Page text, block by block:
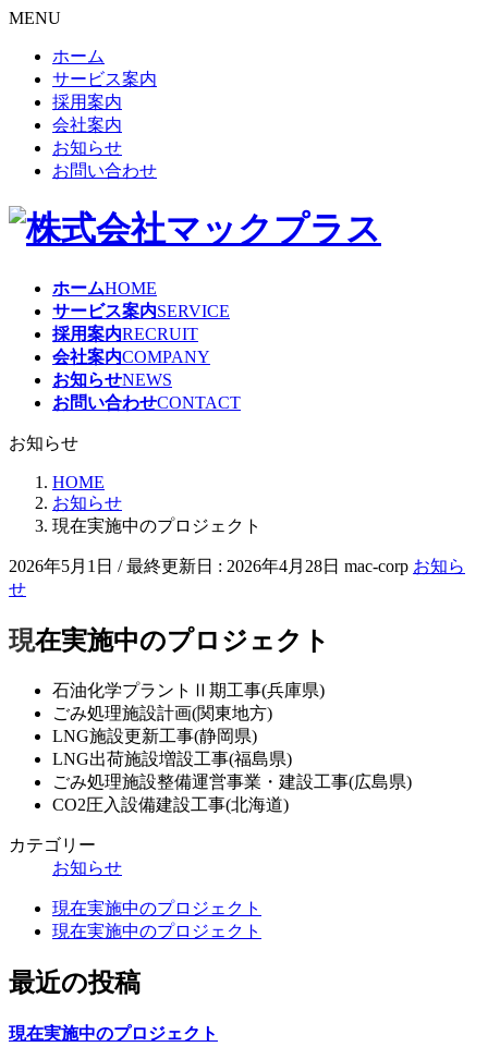
MENU
ホーム
サービス案内
採用案内
会社案内
お知らせ
お問い合わせ
ホームHOME
サービス案内SERVICE
採用案内RECRUIT
会社案内COMPANY
お知らせNEWS
お問い合わせCONTACT
お知らせ
HOME
お知らせ
現在実施中のプロジェクト
2026年5月1日 / 最終更新日 : 2026年4月28日 mac-corp お知ら
せ
現在実施中のプロジェクト
石油化学プラントⅡ期工事(兵庫県)
ごみ処理施設計画(関東地方)
LNG施設更新工事(静岡県)
LNG出荷施設増設工事(福島県)
ごみ処理施設整備運営事業・建設工事(広島県)
CO2圧入設備建設工事(北海道)
カテゴリー
お知らせ
現在実施中のプロジェクト
現在実施中のプロジェクト
最近の投稿
現在実施中のプロジェクト